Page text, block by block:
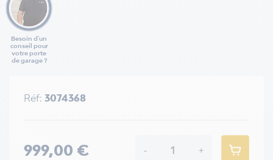
Besoin d'un
conseil pour
votre porte
de garage ?
Réf: 3074368
999,00 € - +